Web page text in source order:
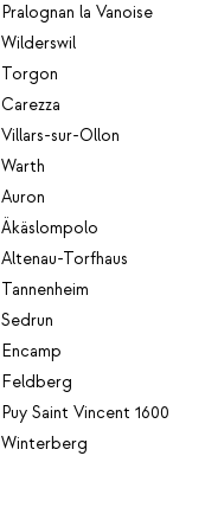
Pralognan la Vanoise
Wilderswil
Torgon
Carezza
Villars-sur-Ollon
Warth
Auron
Äkäslompolo
Altenau-Torfhaus
Tannenheim
Sedrun
Encamp
Feldberg
Puy Saint Vincent 1600
Winterberg